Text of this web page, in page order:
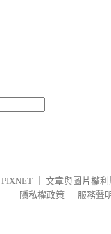
PIXNET
文章與圖片權
隱私權政策
服務聲